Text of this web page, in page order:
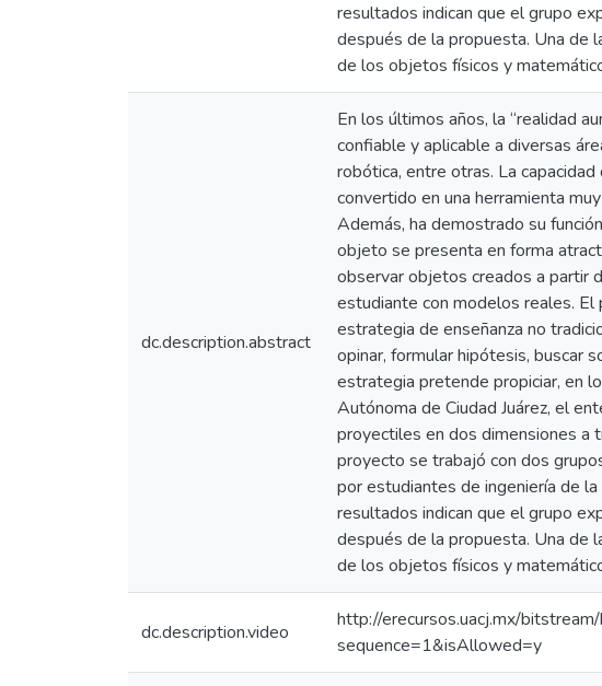
resultados indican que el grupo
después de la propuesta. Una de
de los objetos físicos y
dc.description.abstract
En los últimos años, la “realidad
confiable y aplicable a diversas
robótica, entre otras. La
convertido en una herramienta
Además, ha demostrado su
objeto se presenta en forma
observar objetos creados a partir
estudiante con modelos reales.
estrategia de enseñanza no
opinar, formular hipótesis, buscar
estrategia pretende propiciar, en
Autónoma de Ciudad Juárez, el
proyectiles en dos dimensiones a
proyecto se trabajó con dos
por estudiantes de ingeniería de
resultados indican que el grupo
después de la propuesta. Una de
de los objetos físicos y
dc.description.video
http://erecursos.uacj.mx/
sequence=1&isAllowed=y